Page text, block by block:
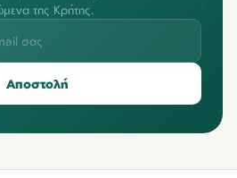
της Κρήτης.
Αποστολή